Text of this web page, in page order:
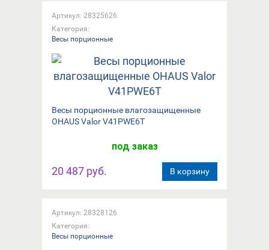
Артикул: 28325626
Категория:
Весы порционные
Весы порционные влагозащищенные
OHAUS Valor V41PWE6T
под заказ
20 487 руб. В корзину
Артикул: 28328126
Категория:
Весы порционные